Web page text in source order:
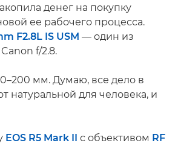
денег на покупку
ее рабочего процесса.
F2.8L IS USM — один из
f/2.8.
мм. Думаю, все дело в
натуральной для человека, и
EOS R5 Mark II с объективом RF